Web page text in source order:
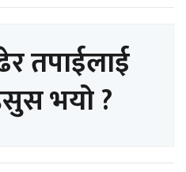
तपाईलाई
भयो ?